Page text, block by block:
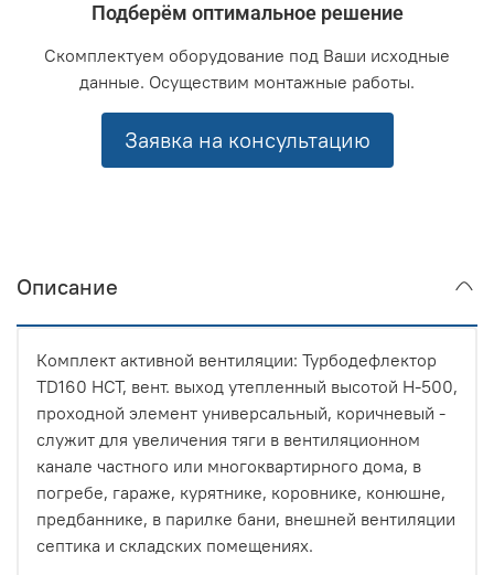
Подберём оптимальное решение
Скомплектуем оборудование под Ваши исходные
данные. Осуществим монтажные работы.
Заявка на консультацию
Описание
Комплект активной вентиляции: Турбодефлектор
TD160 НСТ, вент. выход утепленный высотой Н-500,
проходной элемент универсальный, коричневый -
служит для увеличения тяги в вентиляционном
канале частного или многоквартирного дома, в
погребе, гараже, курятнике, коровнике, конюшне,
предбаннике, в парилке бани, внешней вентиляции
септика и складских помещениях.